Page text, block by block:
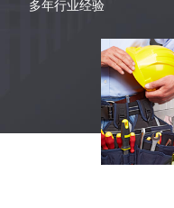
多年行业经验